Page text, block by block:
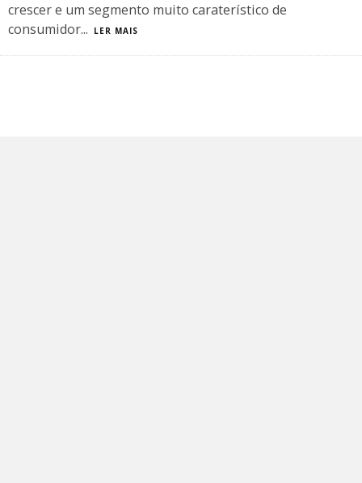
crescer e um segmento muito caraterístico de
consumidor... LER MAIS